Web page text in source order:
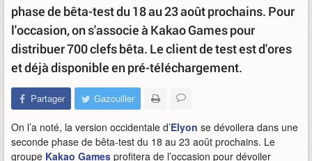
phase de bêta-test du 18 au 23 août prochains. Pour
l'occasion, on s'associe à Kakao Games pour
distribuer 700 clefs bêta. Le client de test est d'ores
et déjà disponible en pré-téléchargement.
Partager Gazouiller
On l’a noté, la version occidentale d’Elyon se dévoilera dans une
seconde phase de bêta-test du 18 au 23 août prochains. Le
groupe Kakao Games profitera de l’occasion pour dévoiler